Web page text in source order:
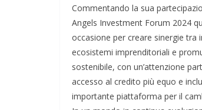
Commentando la sua
Angels Investment Forum 2024
occasione per creare sinergie tra
ecosistemi imprenditoriali e
sostenibile, con un’attenzione
accesso al credito più equo e
importante piattaforma per il